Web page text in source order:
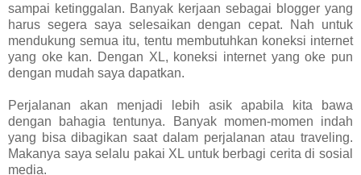
sampai ketinggalan. Banyak kerjaan sebagai blogger yang
harus segera saya selesaikan dengan cepat. Nah untuk
mendukung semua itu, tentu membutuhkan koneksi internet
yang oke kan. Dengan XL, koneksi internet yang oke pun
dengan mudah saya dapatkan.
Perjalanan akan menjadi lebih asik apabila kita bawa
dengan bahagia tentunya. Banyak momen-momen indah
yang bisa dibagikan saat dalam perjalanan atau traveling.
Makanya saya selalu pakai XL untuk berbagi cerita di sosial
media.